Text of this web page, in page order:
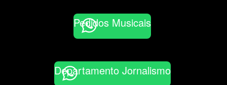
Pedidos Musicais
Departamento Jornalismo